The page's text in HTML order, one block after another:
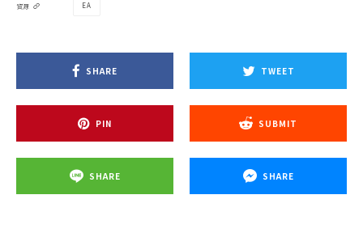
資源 EA
SHARE TWEET
PIN SUBMIT
SHARE SHARE